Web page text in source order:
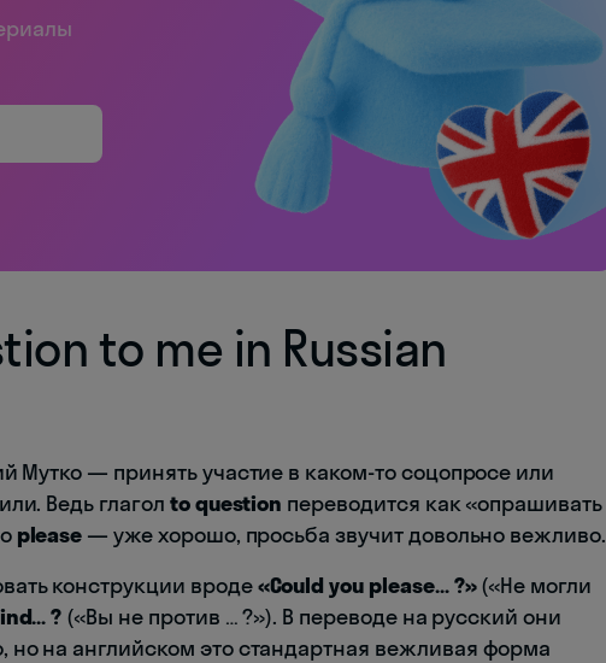
to me in Russian
Мутко — принять участие в каком-то соцопросе или
Ведь глагол to question переводится как «опрашивать
please — уже хорошо, просьба звучит довольно вежливо.
конструкции вроде«Could you please… ?»(«Не могли
? («Вы не против … ?»). В переводе на русский они
но на английском это стандартная вежливая форма